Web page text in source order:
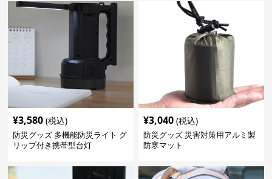
¥3,580 (税込)
防災グッズ 多機能防災ライト グ
リップ付き携帯型台灯
¥3,040 (税込)
防災グッズ 災害対策用アルミ製
防寒マット